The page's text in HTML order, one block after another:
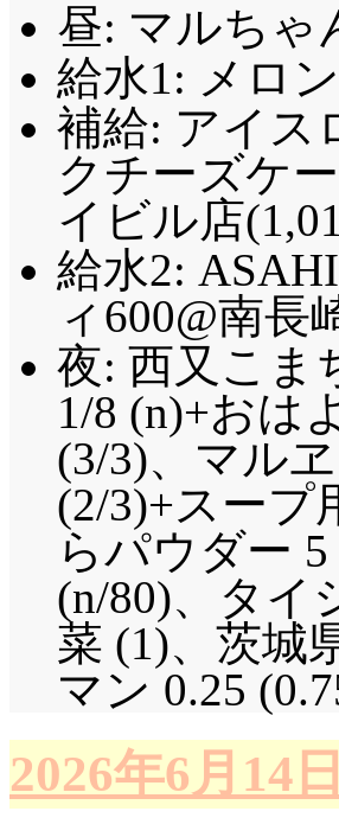
昼: マルちゃ
給水1: メロ
補給: アイス
クチーズケ
イビル店
給水2:
ィ600@南長
夜: 西又こま
1/8 (n)+おは
(3/3)、マル
(2/3)+スープ
らパウダー
(n/80)、タイ
菜 (1)、茨城
マン 0.25
2026年6月14